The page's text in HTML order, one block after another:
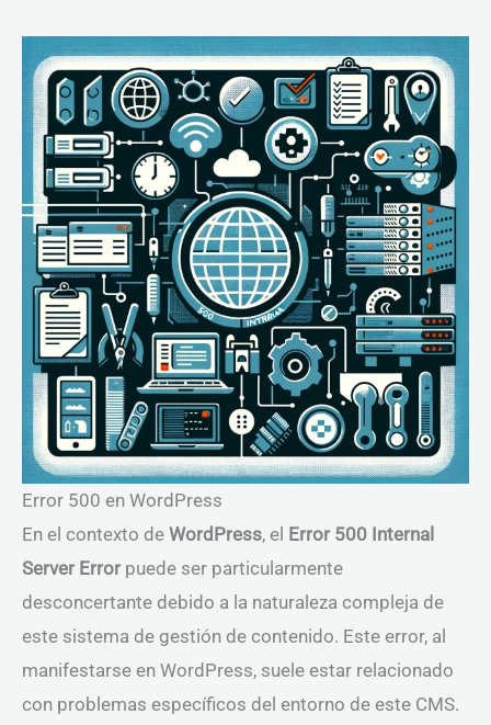
Error 500 en WordPress
En el contexto de WordPress, el Error 500 Internal
Server Errorpuede ser particularmente
desconcertante debido a la naturaleza compleja de
este sistema de gestión de contenido. Este error, al
manifestarse en WordPress, suele estar relacionado
con problemas específicos del entorno de este CMS.